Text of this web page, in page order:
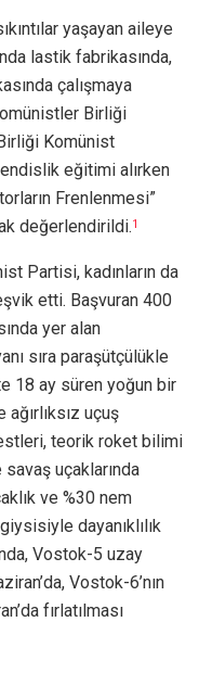
yaşayan aileye
lastik fabrikasında,
çalışmaya
Birliği
Komünist
eğitimi alırken
Frenlenmesi”
değerlendirildi.1
Partisi, kadınların da
etti. Başvuran 400
yer alan
sıra paraşütçülükle
18 ay süren yoğun bir
uçuş
teorik roket bilimi
uçaklarında
ve %30 nem
dayanıklılık
Vostok-5 uzay
Vostok-6’nın
fırlatılması